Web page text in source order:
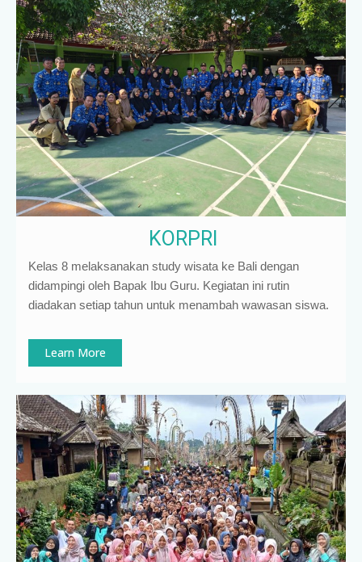
KORPRI
Kelas 8 melaksanakan study wisata ke Bali dengan
didampingi oleh Bapak Ibu Guru. Kegiatan ini rutin
diadakan setiap tahun untuk menambah wawasan siswa.
Learn More